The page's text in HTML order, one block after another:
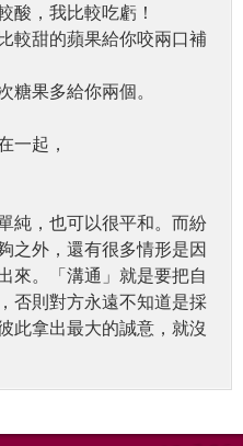
酸，我比較吃虧！
較甜的蘋果給你咬兩口補
果多給你兩個。
一起，
純，也可以很平和。而紛
之外，還有很多情形是因
來。「溝通」就是要把自
否則對方永遠不知道是採
此拿出最大的誠意，就沒